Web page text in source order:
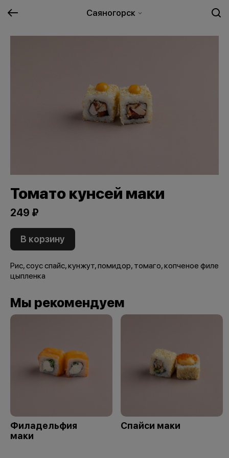
Саяногорск
Томато кунсей маки
249 ₽
В корзину
Рис, соус спайс, кунжут, помидор, томаго, копченое филе
цыпленка
Мы рекомендуем
Филадельфия
маки
Спайси маки